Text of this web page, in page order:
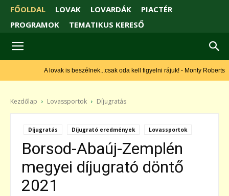
FŐOLDAL LOVAK LOVARDÁK
PIACTÉR
PROGRAMOK
TEMATIKUS KERESŐ
A lovak is beszélnek...csak oda kell figyelni rájuk! - Monty Roberts
Kezdőlap Lovassportok Díjugratás
Díjugratás Díjugrató eredmények Lovassportok
Borsod-Abaúj-Zemplén
megyei díjugrató döntő
2021